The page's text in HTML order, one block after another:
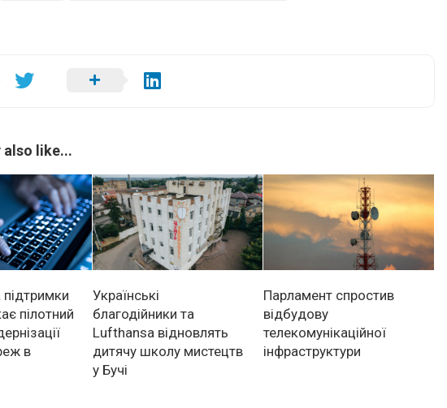
also like...
пілотний
в
Українські
благодійники та
Lufthansa відновлять
дитячу школу мистецтв
у Бучі
Парламент спростив
відбудову
телекомунікаційної
інфраструктури